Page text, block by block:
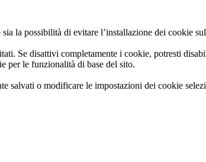
la possibilità di evitare l’installazione dei cookie
Se disattivi completamente i cookie, potresti
per le funzionalità di base del sito.
salvati o modificare le impostazioni dei cookie